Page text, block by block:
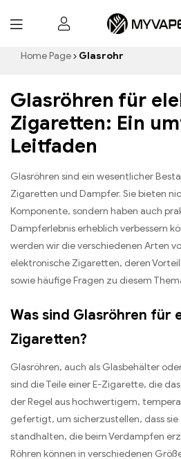
Home Page Glasrohr
Glasröhren für
Zigaretten: Ein
Leitfaden
Glasröhren sind ein wesentlicher
Zigaretten und Dampfer. Sie bieten
Komponente, sondern haben auch
Dampferlebnis erheblich verbessern
werden wir die verschiedenen Arten
elektronische Zigaretten, deren
sowie häufige Fragen zu diesem
Was sind Glasröhren für
Zigaretten?
Glasröhren, auch als Glasbehälter
sind die Teile einer E-Zigarette, die
der Regel aus hochwertigem,
gefertigt, um sicherzustellen, dass
standhalten, die beim Verdampfen
Röhren können in verschiedenen